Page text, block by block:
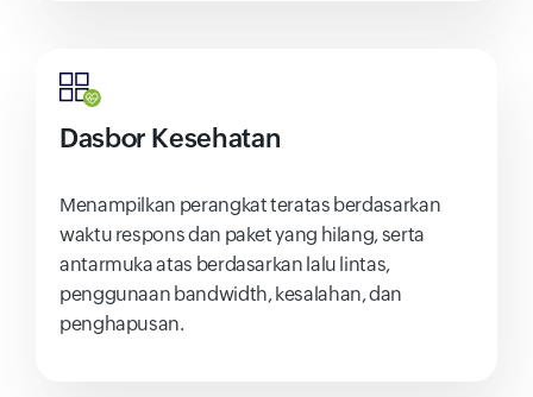
Dasbor Kesehatan
Menampilkan perangkat teratas berdasarkan
waktu respons dan paket yang hilang, serta
antarmuka atas berdasarkan lalu lintas,
penggunaan bandwidth, kesalahan, dan
penghapusan.